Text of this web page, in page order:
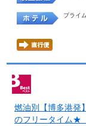
プライ
燃油別【博多港
のフリータイム